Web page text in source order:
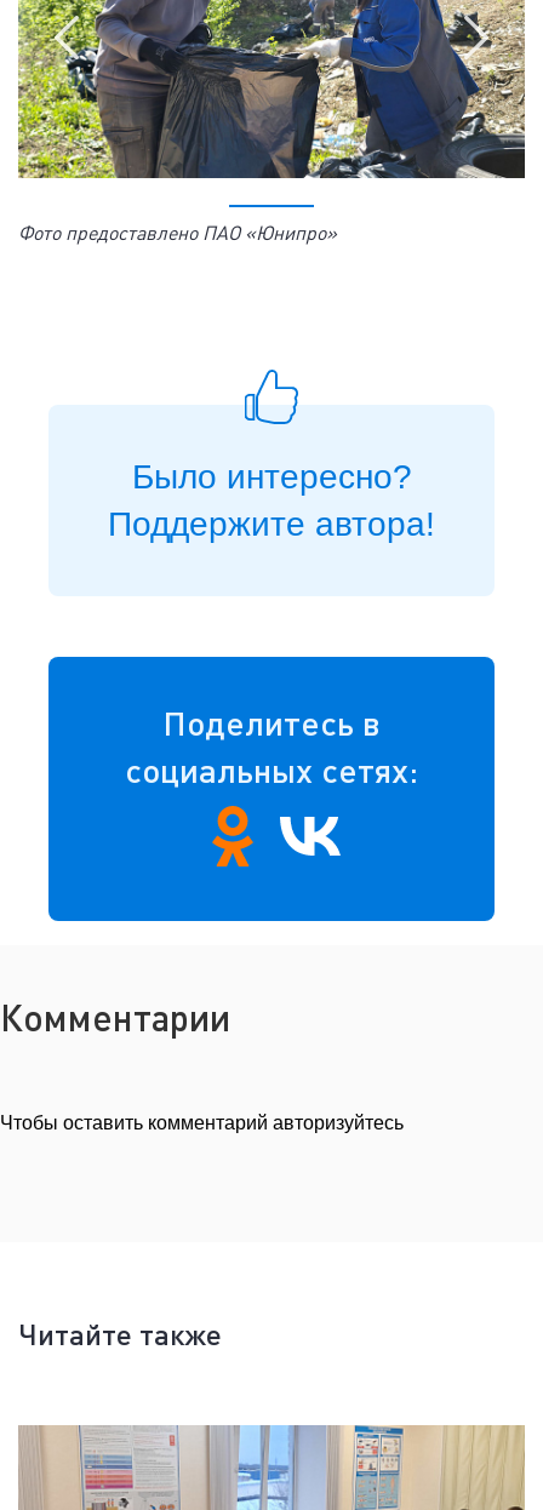
Фото предоставлено ПАО «Юнипро»
Было интересно?
Поддержите автора!
Поделитесь в
социальных сетях:
Комментарии
Чтобы оставить комментарий авторизуйтесь
Читайте также